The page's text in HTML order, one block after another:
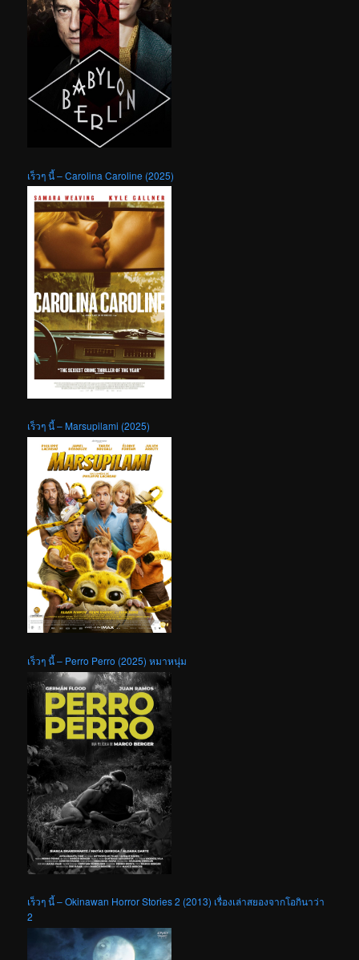
เร็วๆ นี้ – Carolina Caroline (2025)
เร็วๆ นี้ – Marsupilami (2025)
เร็วๆ นี้ – Perro Perro (2025) หมาหนุ่ม
เร็วๆ นี้ – Okinawan Horror Stories 2 (2013) เรื่องเล่าสยองจากโอกินาว่า
2